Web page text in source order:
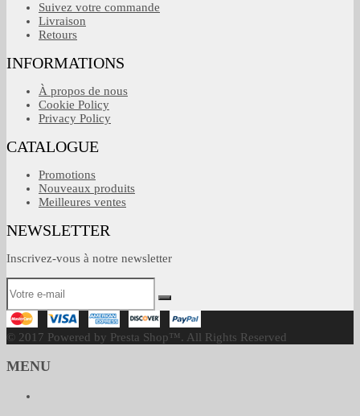
Suivez votre commande
Livraison
Retours
INFORMATIONS
À propos de nous
Cookie Policy
Privacy Policy
CATALOGUE
Promotions
Nouveaux produits
Meilleures ventes
NEWSLETTER
Inscrivez-vous à notre newsletter
© 2017 Powered by Presta Shop™. All Rights Reserved
MENU